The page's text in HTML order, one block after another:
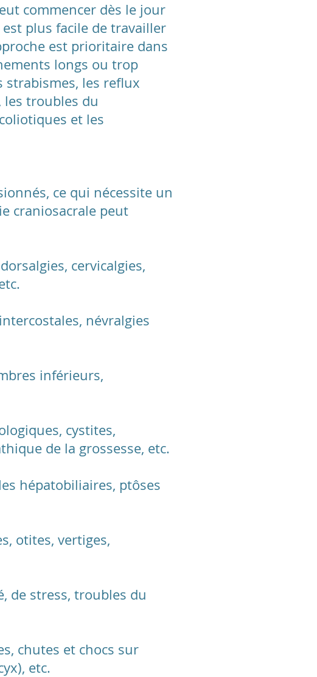
commencer dès le jour
plus facile de travailler
est prioritaire dans
longs ou trop
strabismes, les reflux
troubles du
et les
ce qui nécessite un
craniosacrale peut
cervicalgies,
névralgies
inférieurs,
cystites,
de la grossesse, etc.
hépatobiliaires, ptôses
otites, vertiges,
de stress, troubles du
chutes et chocs sur
etc.